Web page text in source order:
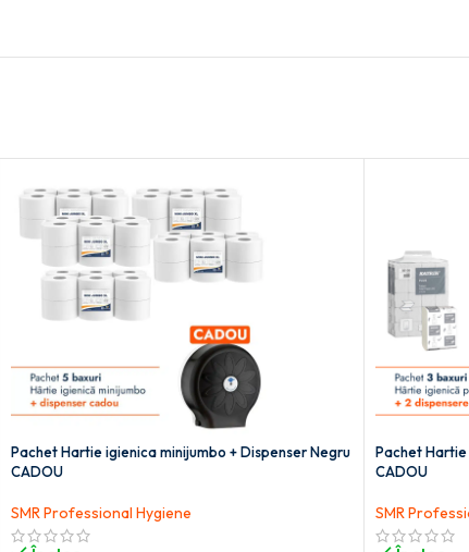
Pachet Hartie igienica minijumbo + Dispenser Negru
CADOU
SMR Professional Hygiene
Pachet
CADOU
SMR